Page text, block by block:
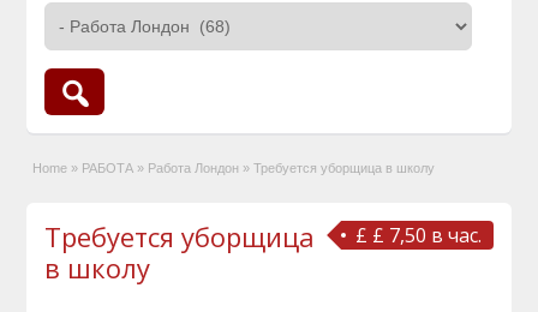
Home » РАБОТА » Работа Лондон » Требуется уборщица в школу
£ £ 7,50 в час.
Требуется уборщица
в школу